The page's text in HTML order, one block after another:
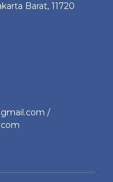
Barat, 11720
/